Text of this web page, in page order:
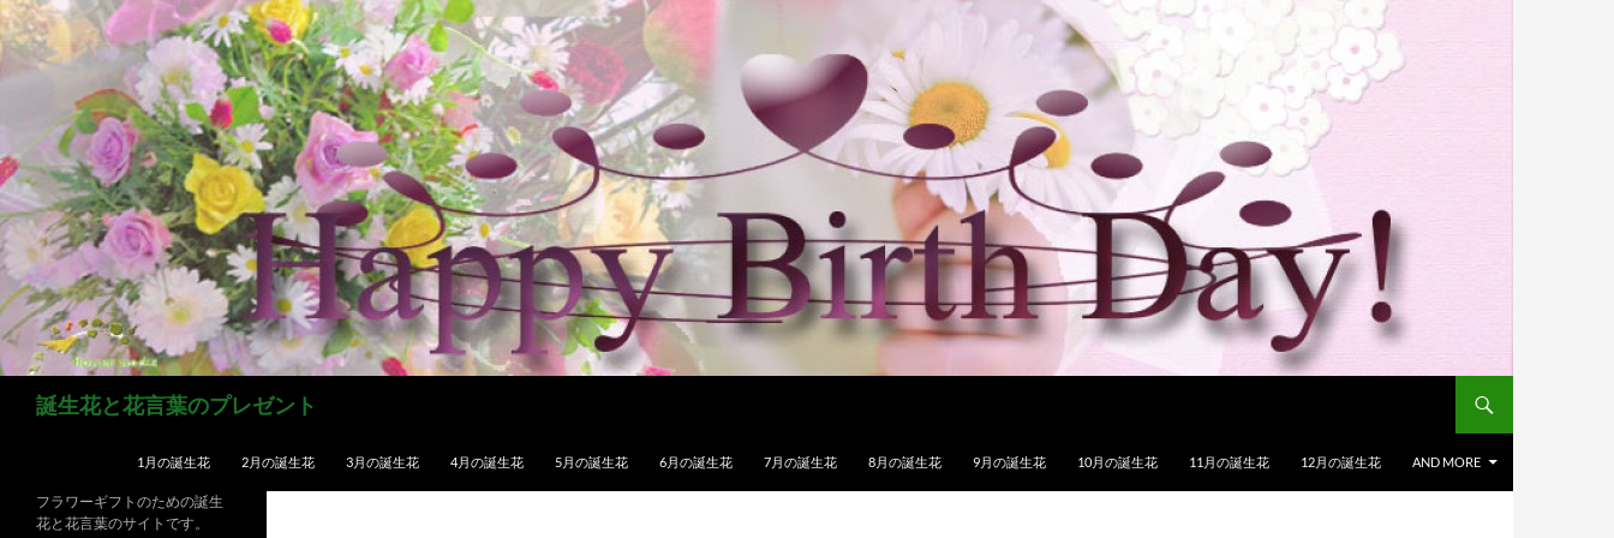
コ
ン
ツ
へ
ス
キ
ッ
プ
誕生花と花言葉のプレゼント
1月の誕生花 2月の誕生花 3月の誕生花 4月の誕生花 5月の誕生花 6月の誕生花 7月の誕生花 8月の誕生花 9月の誕生花 10月の誕生花 11月の誕生花 12月の誕生花 AND MORE
フラワーギフトのための誕生
花と花言葉のサイトです。